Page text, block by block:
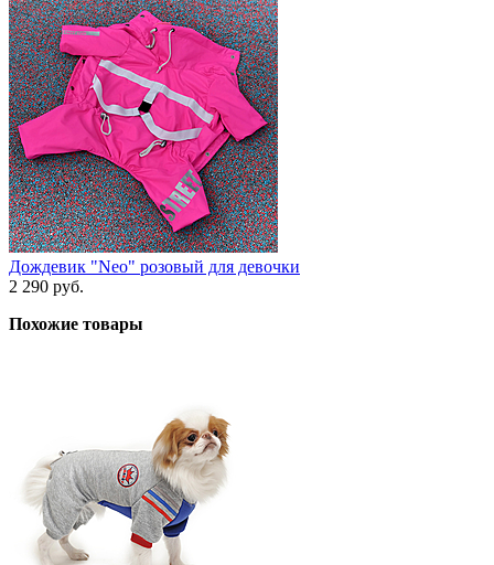
Дождевик "Neo" розовый для девочки
2 290 руб.
Похожие товары